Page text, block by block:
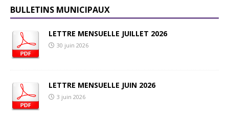
BULLETINS MUNICIPAUX
LETTRE MENSUELLE JUILLET 2026
30 juin 2026
LETTRE MENSUELLE JUIN 2026
3 juin 2026